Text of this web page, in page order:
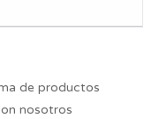
de productos
nosotros